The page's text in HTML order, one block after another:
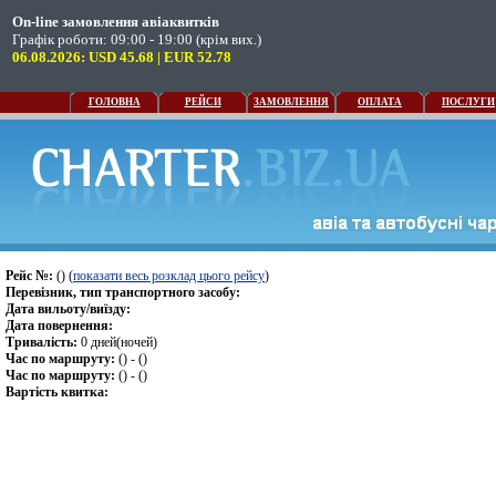
On-line замовлення авіаквитків
Графік роботи: 09:00 - 19:00 (крім вих.)
06.08.2026: USD 45.68 | EUR 52.78
ГОЛОВНА РЕЙСИ ЗАМОВЛЕННЯ ОПЛАТА ПОСЛУГИ
Рейс №: () (показати весь розклад цього рейсу)
Перевізник, тип транспортного засобу:
Дата вильоту/виїзду:
Дата повернення:
Тривалість: 0 дней(ночей)
Час по маршруту: () - ()
Час по маршруту: () - ()
Вартість квитка: